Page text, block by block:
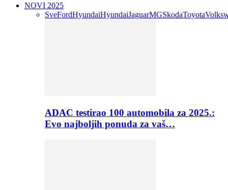
NOVI 2025
SveFordHyundaiHyundaiJaguarMGSkodaToyota
ADAC testirao 100 automobila za 2025.:
Evo najboljih ponuda za vaš…